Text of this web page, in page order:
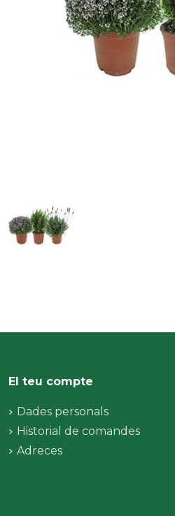
El teu compte
Dades personals
Historial de comandes
Adreces